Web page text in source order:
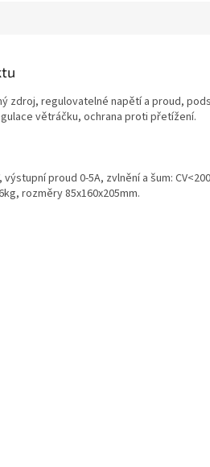
zdroj, regulovatelné napětí a proud,
větráčku, ochrana proti přetížení.
výstupní proud 0-5A, zvlnění a šum:
rozměry 85x160x205mm.